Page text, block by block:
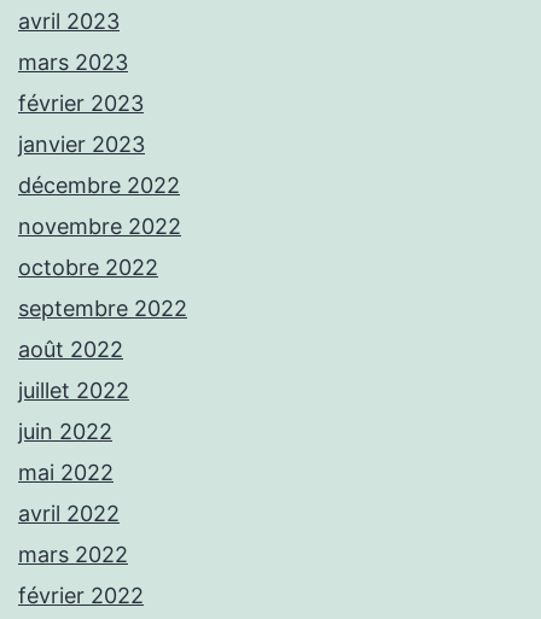
avril 2023
mars 2023
février 2023
janvier 2023
décembre 2022
novembre 2022
octobre 2022
septembre 2022
août 2022
juillet 2022
juin 2022
mai 2022
avril 2022
mars 2022
février 2022